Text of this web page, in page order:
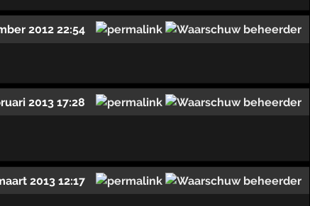
2012 22:54
2013 17:28
2013 12:17